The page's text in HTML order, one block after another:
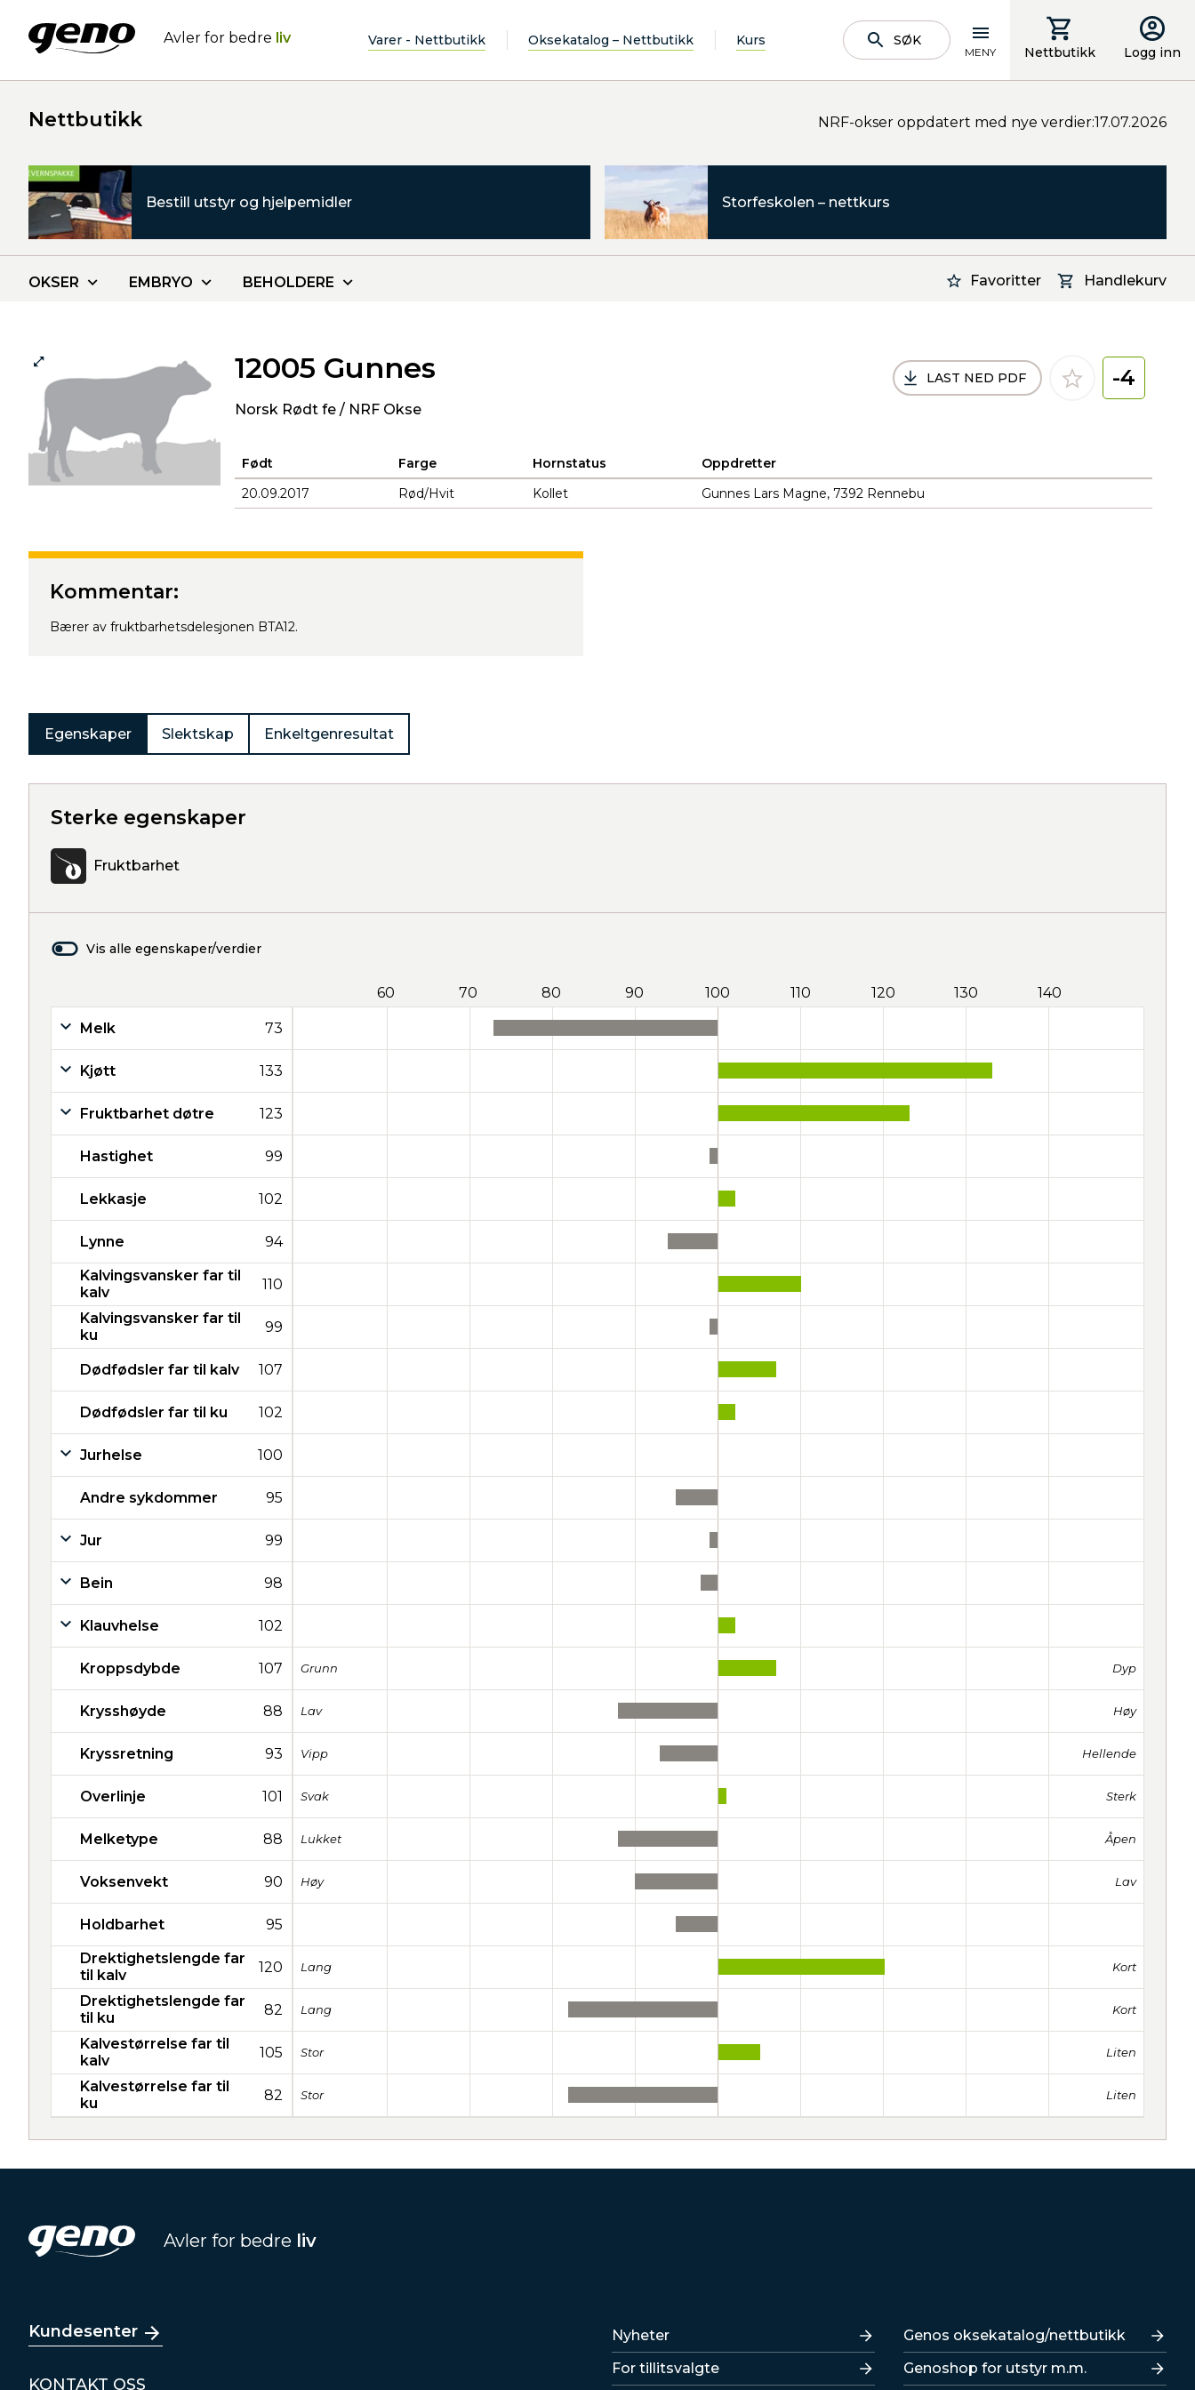
Avler for bedre liv Varer - Nettbutikk Oksekatalog – Nettbutikk Kurs SØK
MENY Nettbutikk Logg inn
Nettbutikk NRF-okser oppdatert med nye verdier:17.07.2026
Bestill utstyr og hjelpemidler Storfeskolen – nettkurs
Favoritter Handlekurv
OKSER EMBRYO BEHOLDERE
12005 Gunnes
Norsk Rødt fe / NRF Okse
LAST NED PDF -4
Født Farge Hornstatus
Oppdretter
20.09.2017
Rød/Hvit Kollet Gunnes Lars Magne, 7392 Rennebu
Produkter
Kommentar:
Bærer av fruktbarhetsdelesjonen BTA12.
Egenskaper Slektskap Enkeltgenresultat
Sterke egenskaper
Fruktbarhet
Vis alle egenskaper/verdier
60 70 80 90 100 110 120 130 140
Melk 73
Kjøtt 133
Fruktbarhet døtre 123
Hastighet 99
Lekkasje 102
Lynne 94
Kalvingsvansker far til
kalv
110
Kalvingsvansker far til
ku
99
Dødfødsler far til kalv 107
Dødfødsler far til ku 102
Jurhelse 100
Andre sykdommer 95
Jur 99
Bein 98
Klauvhelse 102
Kroppsdybde 107 Grunn Dyp
Krysshøyde 88 Lav Høy
Kryssretning 93 Vipp Hellende
Overlinje 101 Svak Sterk
Melketype 88 Lukket Åpen
Voksenvekt 90 Høy Lav
Holdbarhet 95
Drektighetslengde far
til kalv
120 Lang Kort
Drektighetslengde far
til ku
82 Lang Kort
Kalvestørrelse far til
kalv
105 Stor Liten
Kalvestørrelse far til
ku
82 Stor Liten
Avler for bedre liv
Kundesenter
KONTAKT OSS
Lenker
Nyheter
For tillitsvalgte
Lenker
Genos oksekatalog/nettbutikk
Genoshop for utstyr m.m.